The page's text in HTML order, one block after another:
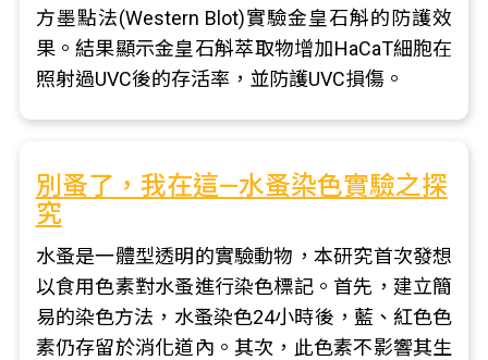
方墨點法(Western Blot)實驗金皇石斛的防護效
果。結果顯示金皇石斛萃取物增加HaCaT細胞在
照射過UVC後的存活率，並防護UVC損傷。
別蚤了，我在這—水蚤染色實驗之探
究
水蚤是一體型透明的實驗動物，本研究首次發想
以食用色素對水蚤進行染色標記。首先，建立簡
易的染色方法，水蚤染色24小時後，藍、紅色色
素仍存留於消化道內。其次，此色素不影響其生